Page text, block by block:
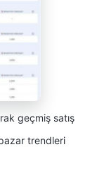
geçmiş satış
trendleri